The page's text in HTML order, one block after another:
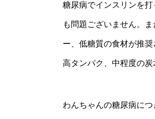
糖尿病でインスリンを
も問題ございません。
ー、低糖質の食材が推
高タンパク、中程度の
わんちゃんの糖尿病に